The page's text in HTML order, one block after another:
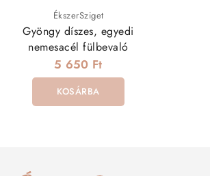
ÉkszerSziget
Gyöngy díszes, egyedi
nemesacél fülbevaló
5 650 Ft
KOSÁRBA